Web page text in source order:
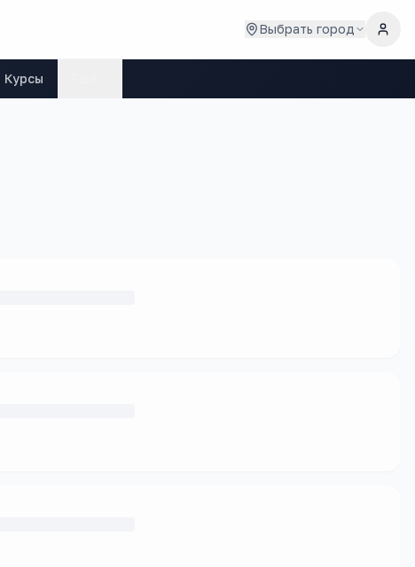
Выбрать город
Курсы